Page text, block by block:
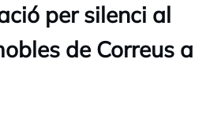
per silenci al
de Correus a